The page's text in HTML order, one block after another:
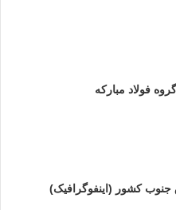
فولاد مبارکه
کشور (اینفوگرافیک)